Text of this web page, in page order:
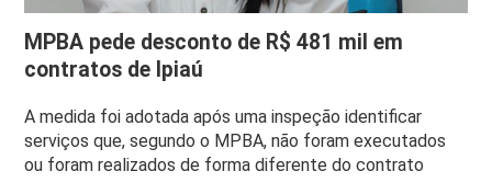
MPBA pede desconto de R$ 481 mil em
contratos de Ipiaú
A medida foi adotada após uma inspeção identificar
serviços que, segundo o MPBA, não foram executados
ou foram realizados de forma diferente do contrato